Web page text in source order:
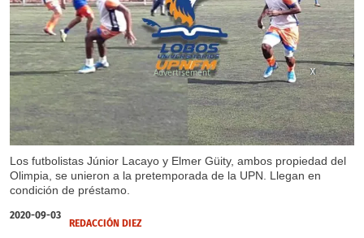
Los futbolistas Júnior Lacayo y Elmer Güity, ambos propiedad del
Olimpia, se unieron a la pretemporada de la UPN. Llegan en
condición de préstamo.
X
X
2020-09-03
REDACCIÓN DIEZ